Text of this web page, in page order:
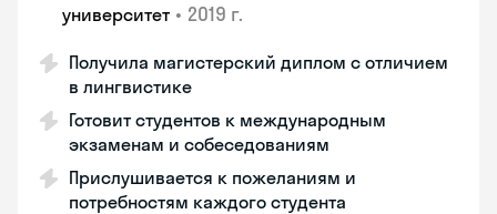
университет • 2019 г.
Получила магистерский диплом с отличием
в лингвистике
Готовит студентов к международным
экзаменам и собеседованиям
Прислушивается к пожеланиям и
потребностям каждого студента